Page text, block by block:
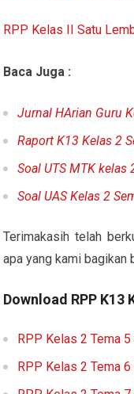
RPP Kelas II Satu
Baca Juga :
Jurnal HArian Guru
Raport K13 Kelas 2
Soal UTS MTK kelas
Soal UAS Kelas 2
Terimakasih telah
apa yang kami bagikan
Download RPP K13
RPP Kelas 2 Tema
RPP Kelas 2 Tema